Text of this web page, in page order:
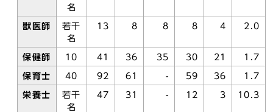
名
獣医師
若干
名
13 8 8 8 4 2.0
保健師 10 41 36 35 30 21 1.7
保育士 40 92 61 - 59 36 1.7
栄養士
若干
名
47 31 - 12 3 10.3